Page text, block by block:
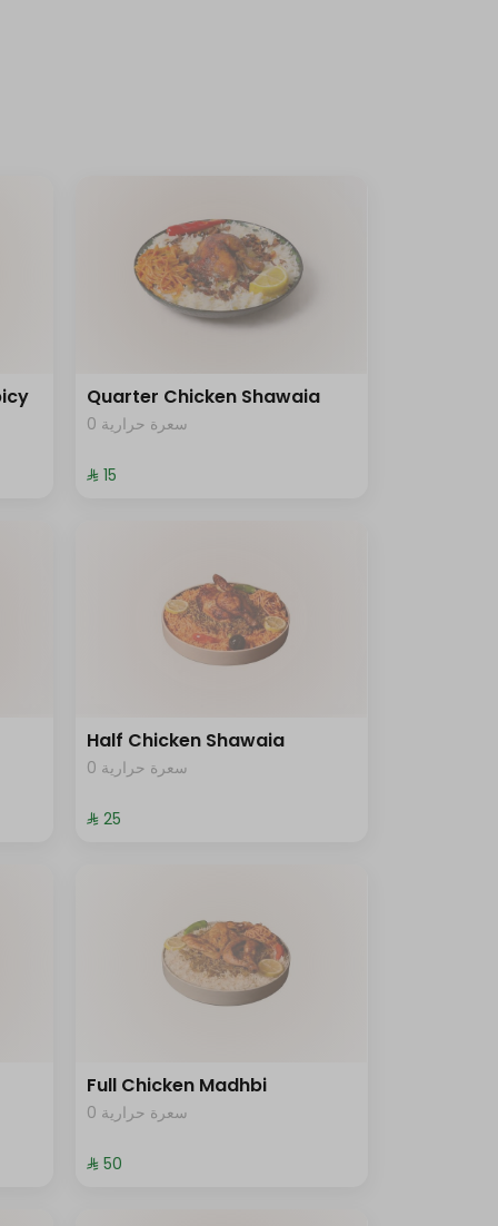
Quarter Chicken Shawaia
0 سعرة حرارية
⁨⁦‪‬ 15⁩
Half Chicken Shawaia
0 سعرة حرارية
⁨⁦‪‬ 25⁩
Full Chicken Madhbi
0 سعرة حرارية
⁨⁦‪‬ 50⁩